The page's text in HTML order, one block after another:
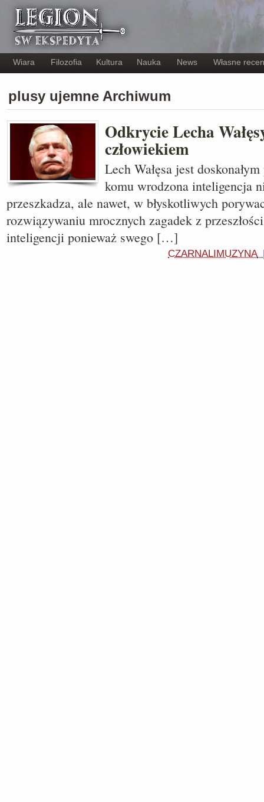
Wiara Filozofia Kultura Nauka News Własne
plusy ujemne Archiwum
Odkrycie Lecha
człowiekiem
Lech Wałęsa jest
komu wrodzona inteligencja
przeszkadza, ale nawet, w błyskotliwych
rozwiązywaniu mrocznych zagadek z
inteligencji ponieważ swego […]
CZARNALIMUZYNA